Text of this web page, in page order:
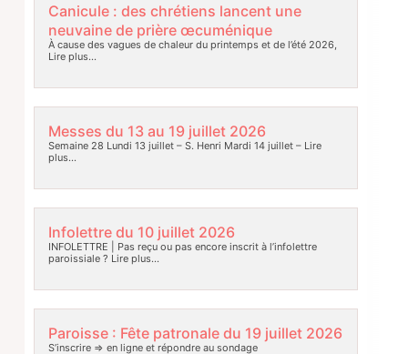
Canicule : des chrétiens lancent une
neuvaine de prière œcuménique
À cause des vagues de chaleur du printemps et de l’été 2026,
Lire plus…
Messes du 13 au 19 juillet 2026
Semaine 28 Lundi 13 juillet – S. Henri Mardi 14 juillet –Lire
plus…
Infolettre du 10 juillet 2026
INFOLETTRE | Pas reçu ou pas encore inscrit à l’infolettre
paroissiale ? Lire plus…
Paroisse : Fête patronale du 19 juillet 2026
S’inscrire => en ligne et répondre au sondage